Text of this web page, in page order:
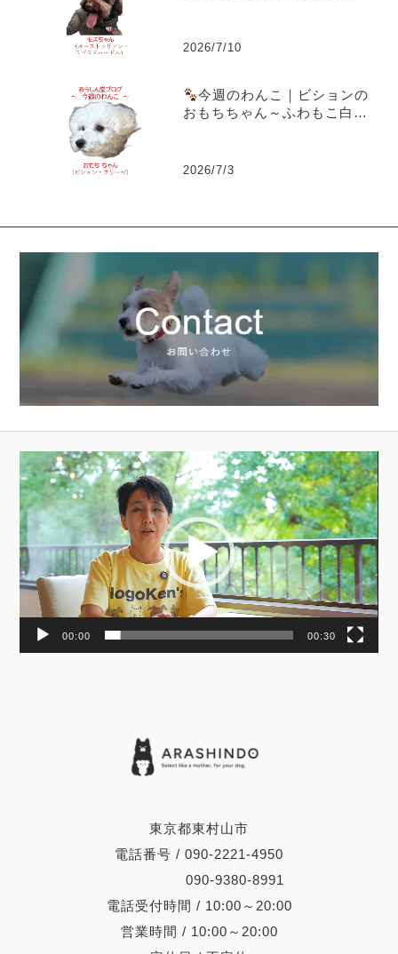
2026/7/10
今週のわんこ｜ビションの
おもちちゃん～ふわもこ白犬
2026/7/3
東京都東村山市
電話番号 / 090-2221-4950
090-9380-8991
電話受付時間 / 10:00～20:00
営業時間 / 10:00～20:00
動
画
プ
レ
ー
ヤ
ー
00:00 00:30